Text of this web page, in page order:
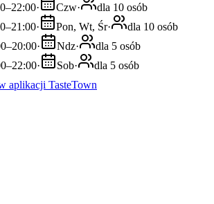
· Czw·
dla 10 osób
· Pon, Wt, Śr·
dla 10 osób
· Ndz·
dla 5 osób
· Sob·
dla 5 osób
aplikacji TasteTown